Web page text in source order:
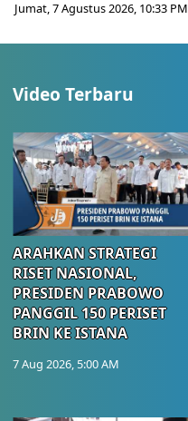
Jumat, 7 Agustus 2026, 10:33 PM
Video Terbaru
ARAHKAN STRATEGI
RISET NASIONAL,
PRESIDEN PRABOWO
PANGGIL 150 PERISET
BRIN KE ISTANA
7 Aug 2026, 5:00 AM